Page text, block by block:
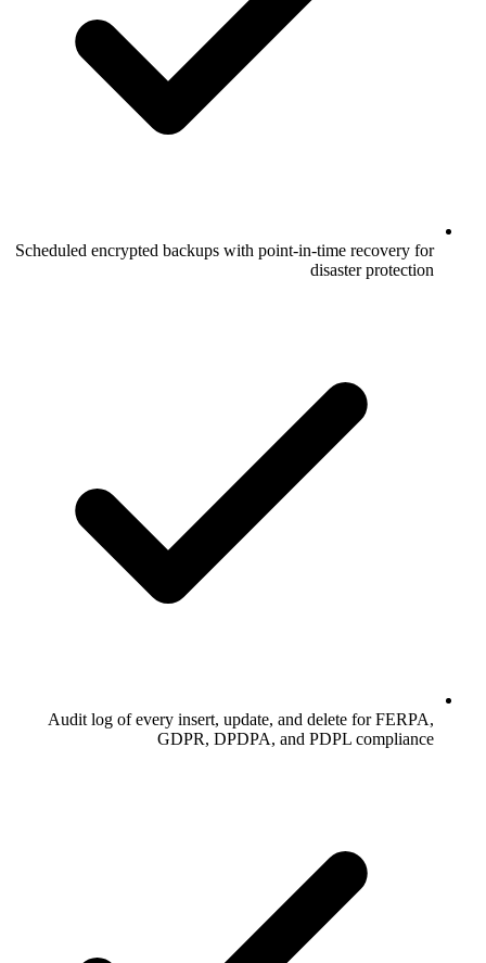
Scheduled encrypted backups with point-in-time recovery for
disaster protection
Audit log of every insert, update, and delete for FERPA,
GDPR, DPDPA, and PDPL compliance